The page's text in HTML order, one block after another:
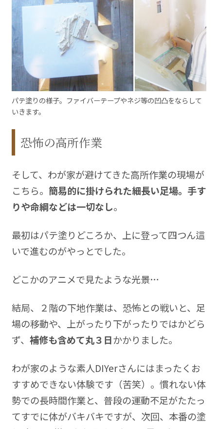
パテ塗りの様子。ファイバーテープやネジ等の凹凸をならして
いきます。
恐怖の高所作業
そして、わが家が避けてきた高所作業の現場が
こちら。 簡易的に掛けられた細長い足場。手す
りや命綱などは一切なし。
最初はパテ塗りどころか、上に登って四つん這
いで進むのがやっとでした。
どこかのアニメで見たような光景…
結局、２階の下地作業は、恐怖との戦いと、足
場の移動や、上がったり下がったりではかどら
ず、 補修も含めて丸３日かかりました。
わが家のような素人DIYerさんにはまったくお
すすめできない体験です（苦笑）。慣れない体
勢での長時間作業と、普段の運動不足がたたっ
てすでに体がバキバキですが、次回、本番の塗